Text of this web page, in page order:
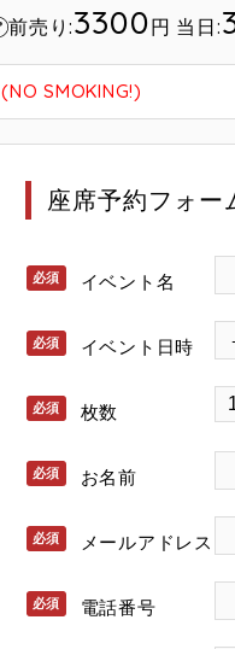
前売り:3300円 当日:
(NO SMOKING!)
座席予約フォー
イベント名
イベント日時
枚数
お名前
メールアドレス
電話番号